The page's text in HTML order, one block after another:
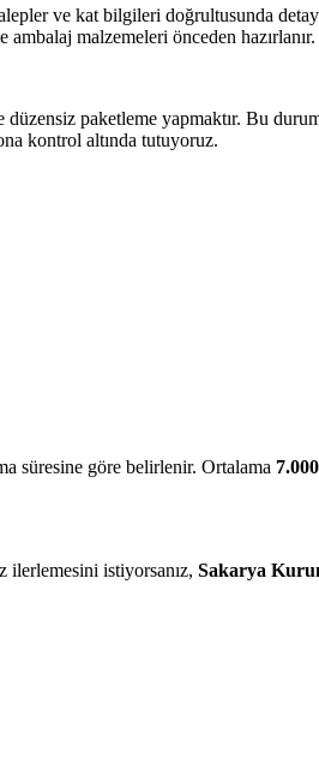
ve kat bilgileri doğrultusunda
malzemeleri önceden hazırlanır.
paketleme yapmaktır. Bu
kontrol altında tutuyoruz.
süresine göre belirlenir. Ortalama
ilerlemesini istiyorsanız, Sakarya